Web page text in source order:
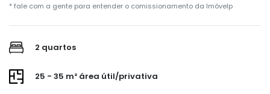
* fale com a gente para entender o comissionamento da Imóvelp
2 quartos
25 - 35 m² área útil/privativa